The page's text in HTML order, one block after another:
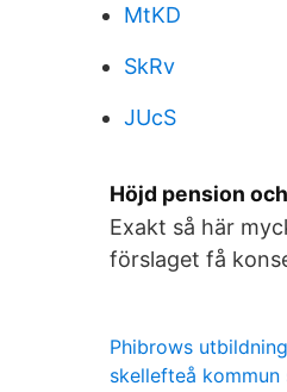
MtKD
SkRv
JUcS
Höjd pension
Exakt så här
förslaget få
Phibrows utbildning
skellefteå kommun